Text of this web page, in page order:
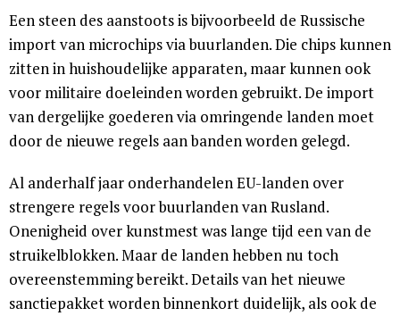
Een steen des aanstoots is bijvoorbeeld de Russische
import van microchips via buurlanden. Die chips kunnen
zitten in huishoudelijke apparaten, maar kunnen ook
voor militaire doeleinden worden gebruikt. De import
van dergelijke goederen via omringende landen moet
door de nieuwe regels aan banden worden gelegd.
Al anderhalf jaar onderhandelen EU-landen over
strengere regels voor buurlanden van Rusland.
Onenigheid over kunstmest was lange tijd een van de
struikelblokken. Maar de landen hebben nu toch
overeenstemming bereikt. Details van het nieuwe
sanctiepakket worden binnenkort duidelijk, als ook de